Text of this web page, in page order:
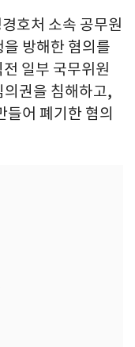
호처 소속 공무원
방해한 혐의를
일부 국무위원
의권을 침해하고,
들어 폐기한 혐의